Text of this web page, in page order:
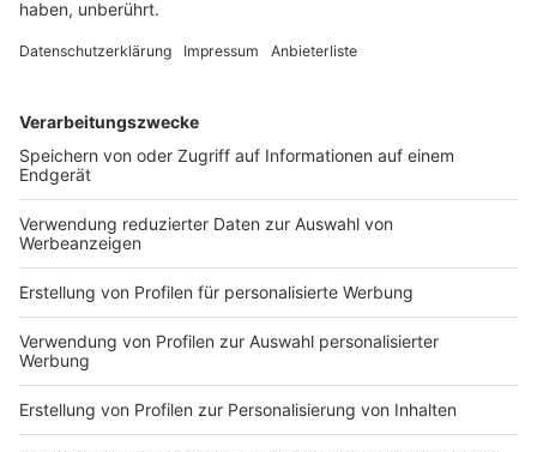
Du möchtest uns etwas sagen?
Kontaktformular
Sprachnachricht